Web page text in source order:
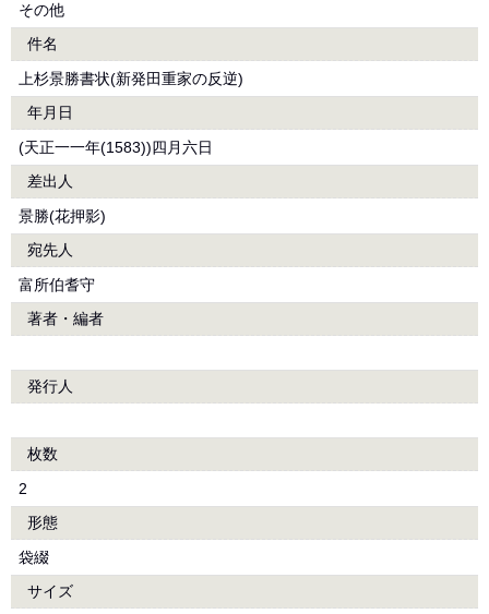
その他
件名
上杉景勝書状(新発田重家の反逆)
年月日
(天正一一年(1583))四月六日
差出人
景勝(花押影)
宛先人
富所伯耆守
著者・編者
発行人
枚数
2
形態
袋綴
サイズ